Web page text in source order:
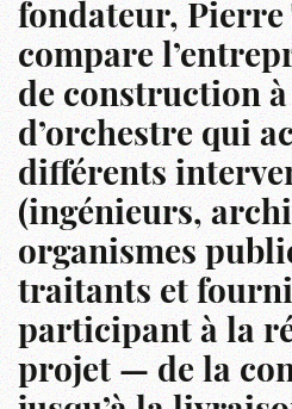
fondateur, Pierre
compare
de construction
d’orchestre qui
différents
(ingénieurs,
organismes
traitants et
participant à la
projet — de la